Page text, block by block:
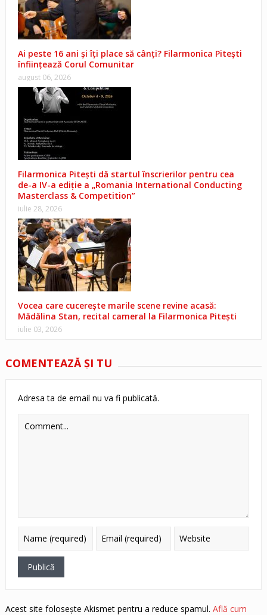
Ai peste 16 ani și îți place să cânți? Filarmonica Pitești
înființează Corul Comunitar
august 06, 2026
Filarmonica Pitești dă startul înscrierilor pentru cea
de-a IV-a ediție a „Romania International Conducting
Masterclass & Competition”
iulie 28, 2026
Vocea care cucerește marile scene revine acasă:
Mădălina Stan, recital cameral la Filarmonica Pitești
iulie 03, 2026
COMENTEAZĂ ŞI TU
Adresa ta de email nu va fi publicată.
Acest site folosește Akismet pentru a reduce spamul. Află cum